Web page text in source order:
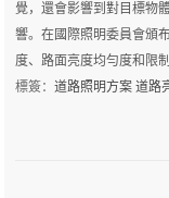
覺，還會影響到對目標物
響。在國際照明委員會頒
度、路面亮度均勻度和限
標簽：道路照明方案 道路